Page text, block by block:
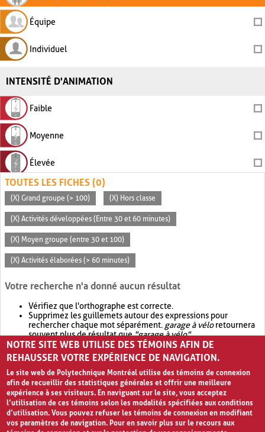
Équipe
Individuel
INTENSITÉ D'ANIMATION
Faible
Moyenne
Élevée
TOUTES LES FICHES (0)
(X) Grand groupe (> 100) (X) Hors classe
(X) Activités développées (Entre 30 et 60 minutes)
(X) Moyen groupe (entre 30 et 100)
(X) Activités élaborées (> 60 minutes)
Votre recherche n'a donné aucun résultat
Vérifiez que l'orthographe est correcte.
Supprimez les guillemets autour des expressions pour
rechercher chaque mot séparément. garage à véloretournera
souvent plus de résultat que"garage à vélo".
Envisagez d'élargir votre recherche avec OR.garage OR vélo
retournera souvent plus de résultat quegarage à vélo
NOTRE SITE WEB UTILISE DES TÉMOINS AFIN DE
REHAUSSER VOTRE EXPÉRIENCE DE NAVIGATION.
Le site web de Polytechnique Montréal utilise des témoins de connexion
afin de recueillir des statistiques générales et offrir une meilleure
expérience à ses visiteurs. En naviguant sur le site, vous acceptez
l’utilisation de ces témoins selon les modalités spécifiées aux conditions
d’utilisation. Vous pouvez refuser les témoins de connexion en modifiant
vos paramètres de navigation. Pour en savoir plus sur le recours aux